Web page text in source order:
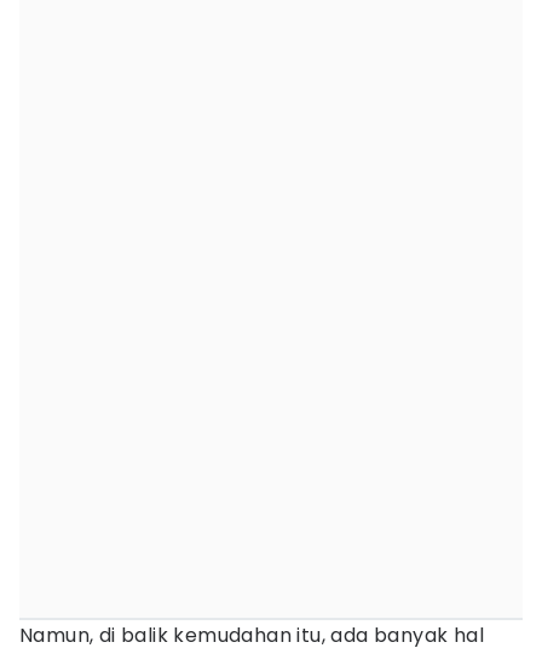
Namun, di balik kemudahan itu, ada banyak hal